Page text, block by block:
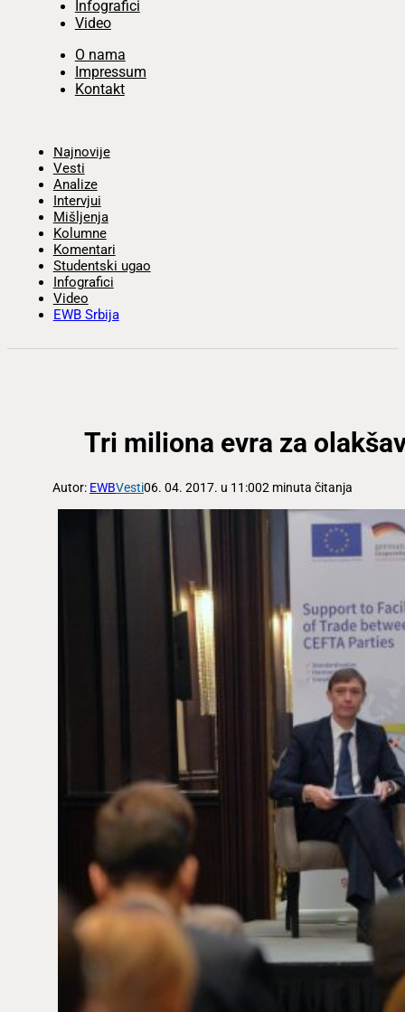
Infografici
Video
O nama
Impressum
Kontakt
Najnovije
Vesti
Analize
Intervjui
Mišljenja
Kolumne
Komentari
Studentski ugao
Infografici
Video
EWB Srbija
Tri miliona evra za
Autor: EWBVesti06. 04. 2017. u 11:002 minuta čitanja